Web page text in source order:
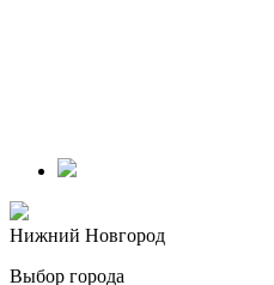
Нижний Новгород
Выбор города